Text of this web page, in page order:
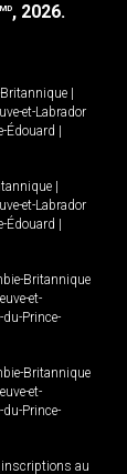
MD, 2026.
et-Labrador
Édouard
et-Labrador
Édouard
Britannique
et-
du-Prince-
Britannique
et-
du-Prince-
inscriptions au